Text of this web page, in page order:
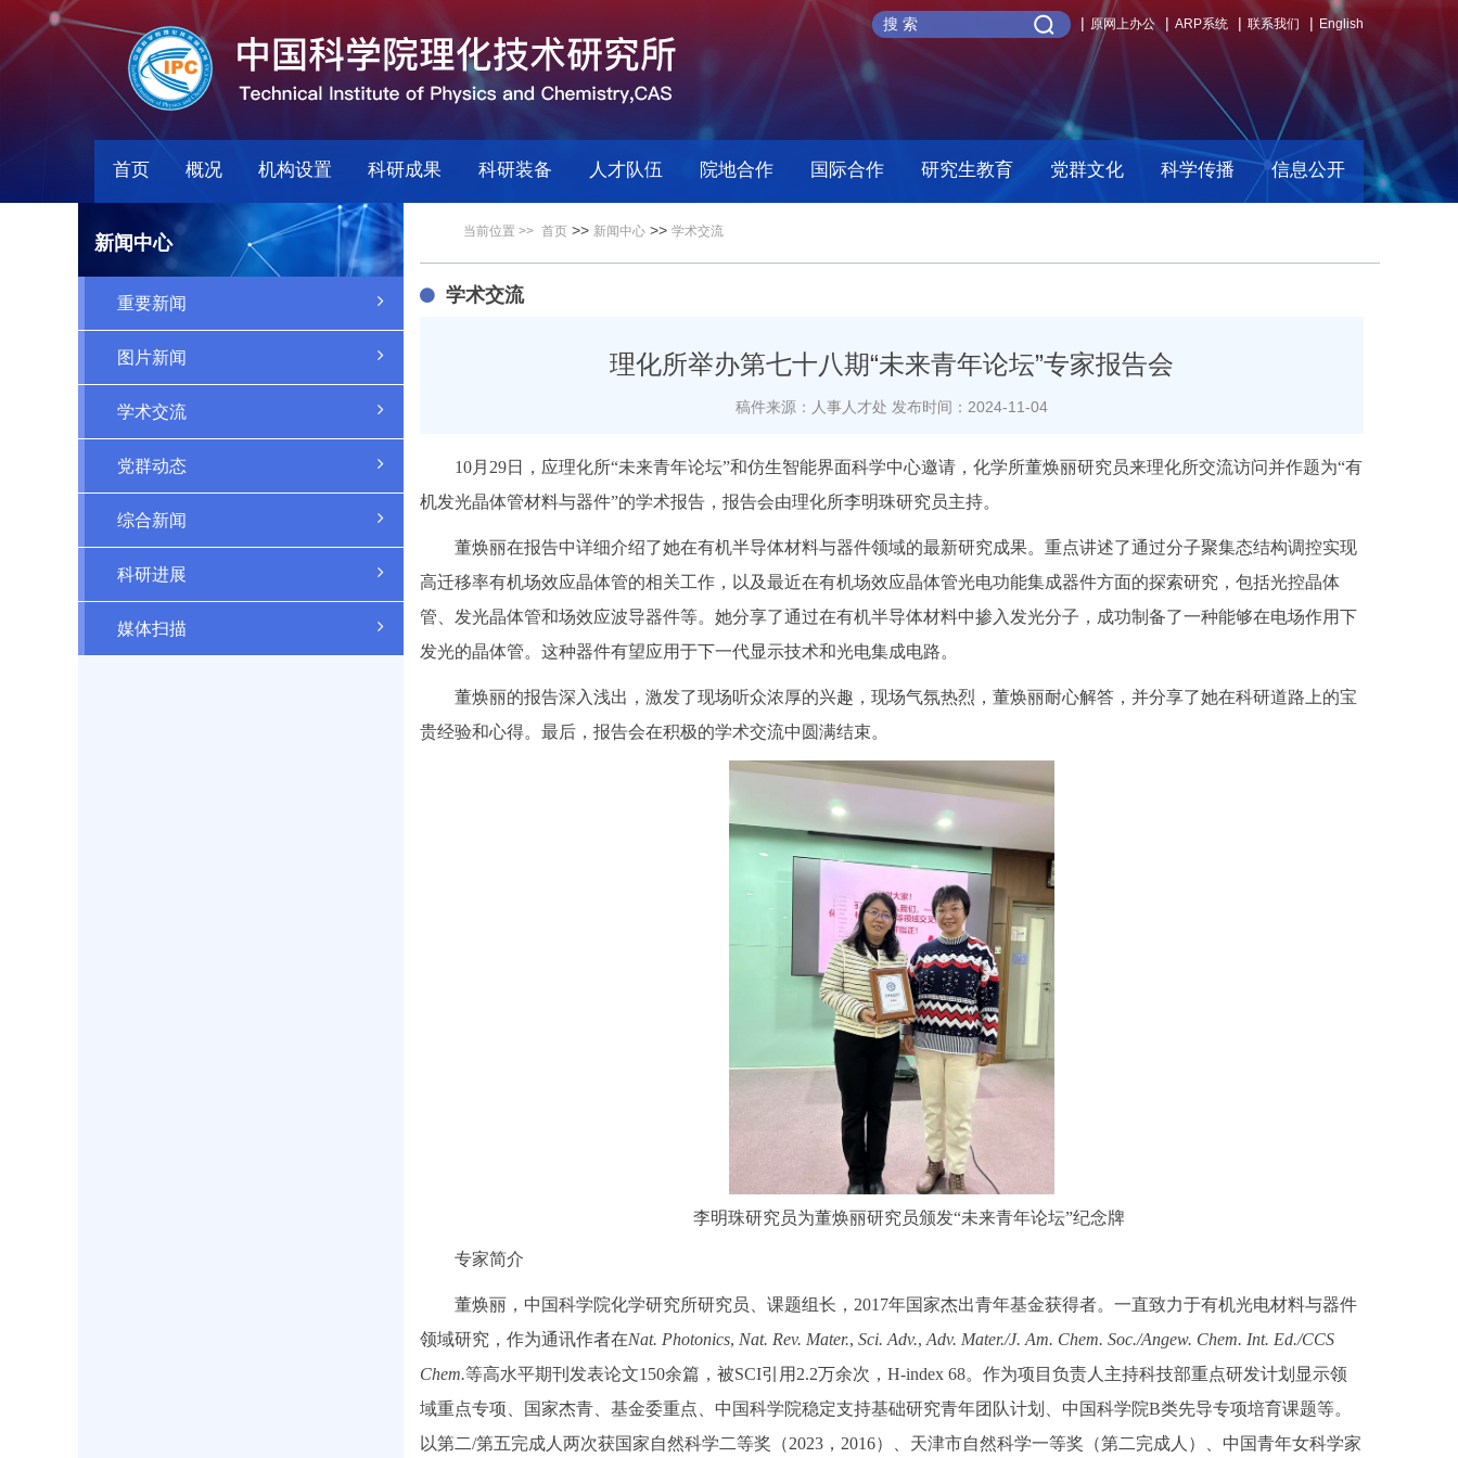
原网上办公 ARP系统 联系我们 English
首页 概况 机构设置 科研成果 科研装备 人才队伍 院地合作 国际合作 研究生教育 党群文化 科学传播 信息公开
新闻中心
重要新闻
图片新闻
学术交流
党群动态
综合新闻
科研进展
媒体扫描
当前位置 >> 首页 >> 新闻中心 >> 学术交流
学术交流
理化所举办第七十八期“未来青年论坛”专家报告会
稿件来源：人事人才处 发布时间：2024-11-04
10月29日，应理化所“未来青年论坛”和仿生智能界面科学中心邀请，化学所董焕丽研究员来理化所交流访问并作题为“有
机发光晶体管材料与器件”的学术报告，报告会由理化所李明珠研究员主持。
董焕丽在报告中详细介绍了她在有机半导体材料与器件领域的最新研究成果。重点讲述了通过分子聚集态结构调控实现
高迁移率有机场效应晶体管的相关工作，以及最近在有机场效应晶体管光电功能集成器件方面的探索研究，包括光控晶体
管、发光晶体管和场效应波导器件等。她分享了通过在有机半导体材料中掺入发光分子，成功制备了一种能够在电场作用下
发光的晶体管。这种器件有望应用于下一代显示技术和光电集成电路。
董焕丽的报告深入浅出，激发了现场听众浓厚的兴趣，现场气氛热烈，董焕丽耐心解答，并分享了她在科研道路上的宝
贵经验和心得。最后，报告会在积极的学术交流中圆满结束。
李明珠研究员为董焕丽研究员颁发“未来青年论坛”纪念牌
专家简介
董焕丽，中国科学院化学研究所研究员、课题组长，2017年国家杰出青年基金获得者。一直致力于有机光电材料与器件
领域研究，作为通讯作者在Nat. Photonics, Nat. Rev. Mater., Sci. Adv., Adv. Mater./J. Am. Chem. Soc./Angew. Chem. Int. Ed./CCS
Chem.等高水平期刊发表论文150余篇，被SCI引用2.2万余次，H-index 68。作为项目负责人主持科技部重点研发计划显示领
域重点专项、国家杰青、基金委重点、中国科学院稳定支持基础研究青年团队计划、中国科学院B类先导专项培育课题等。
以第二/第五完成人两次获国家自然科学二等奖（2023，2016）、天津市自然科学一等奖（第二完成人）、中国青年女科学家